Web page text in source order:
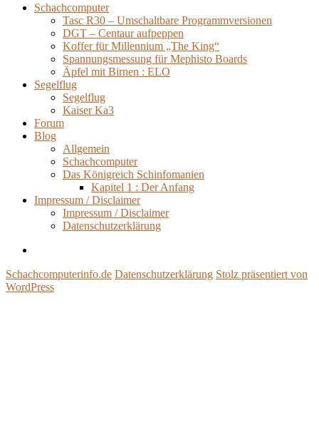
Schachcomputer
Tasc R30 – Umschaltbare Programmversionen
DGT – Centaur aufpeppen
Koffer für Millennium „The King“
Spannungsmessung für Mephisto Boards
Äpfel mit Birnen : ELO
Segelflug
Segelflug
Kaiser Ka3
Forum
Blog
Allgemein
Schachcomputer
Das Königreich Schinfomanien
Kapitel 1 : Der Anfang
Impressum / Disclaimer
Impressum / Disclaimer
Datenschutzerklärung
Disclaimer
Schachcomputerinfo.de Datenschutzerklärung Stolz präsentiert von
WordPress